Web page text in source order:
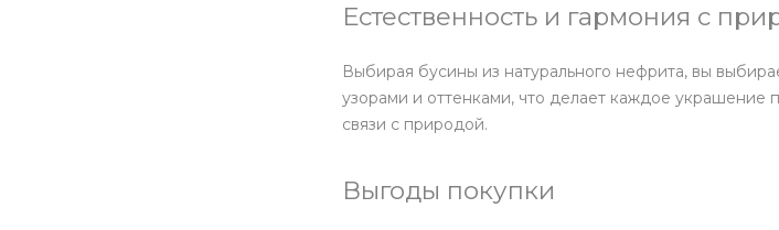
Естественность и гармония с
Выбирая бусины из натурального нефрита, вы
узорами и оттенками, что делает каждое
связи с природой.
Выгоды покупки